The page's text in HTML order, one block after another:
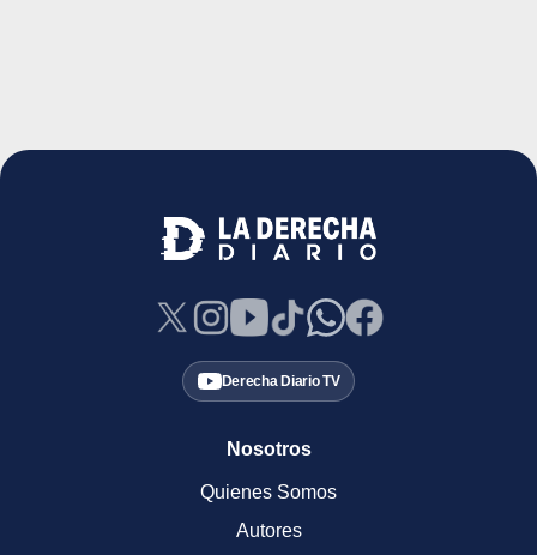
Derecha Diario TV
Nosotros
Quienes Somos
Autores